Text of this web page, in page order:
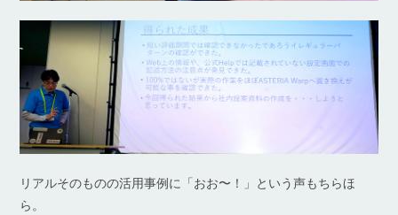
リアルそのものの活用事例に「おお〜！」という声もちらほ
ら。